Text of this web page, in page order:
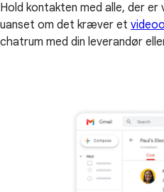
Hold kontakten med alle, der
uanset om det kræver et
chatrum med din leverandør